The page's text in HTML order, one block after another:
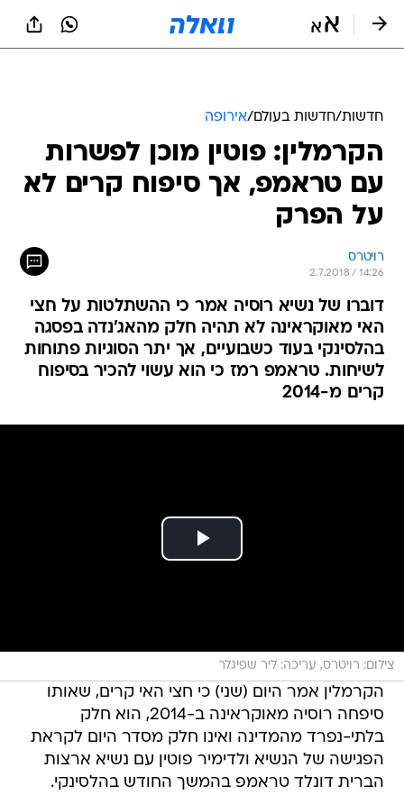
חדשות/חדשות בעולם/אירופה
הקרמלין: פוטין מוכן לפשרות
עם טראמפ, אך סיפוח קרים לא
על הפרק
רויטרס
2.7.2018 / 14:26
דוברו של נשיא רוסיה אמר כי ההשתלטות על חצי
האי מאוקראינה לא תהיה חלק מהאג'נדה בפסגה
בהלסינקי בעוד כשבועיים, אך יתר הסוגיות פתוחות
לשיחות. טראמפ רמז כי הוא עשוי להכיר בסיפוח
קרים מ-2014
צילום: רויטרס, עריכה: ליר שפיגלר
הקרמלין אמר היום (שני) כי חצי האי קרים, שאותו
סיפחה רוסיה מאוקראינה ב-2014, הוא חלק
בלתי-נפרד מהמדינה ואינו חלק מסדר היום לקראת
הפגישה של הנשיא ולדימיר פוטין עם נשיא ארצות
הברית דונלד טראמפ בהמשך החודש בהלסינקי.